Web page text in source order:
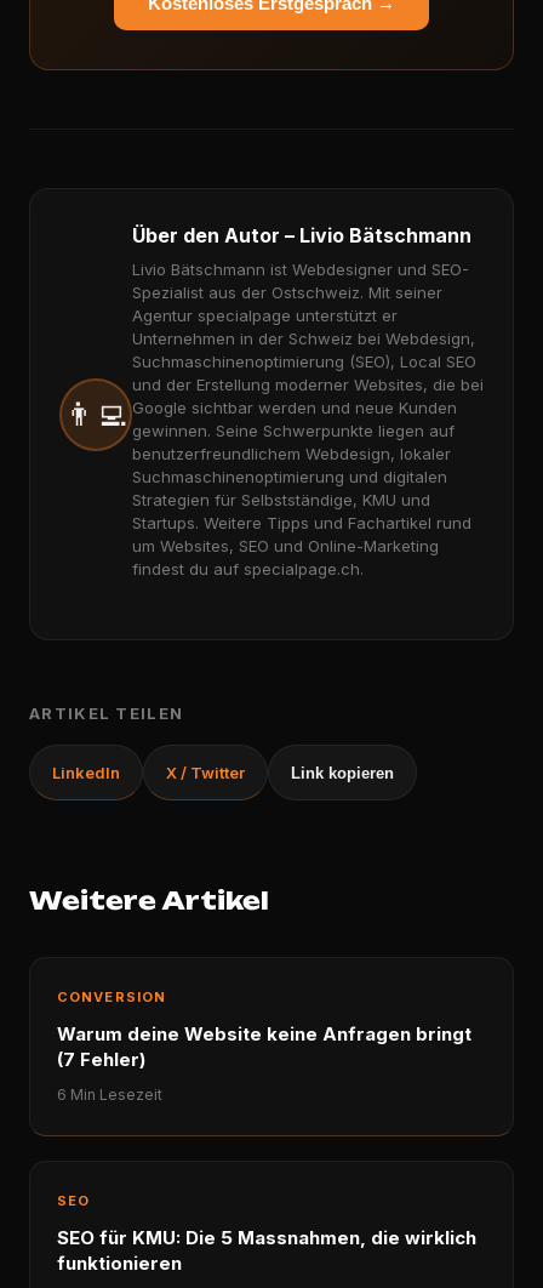
👨‍💻
Über den Autor – Livio Bätschmann
Livio Bätschmann ist Webdesigner und SEO-
Spezialist aus der Ostschweiz. Mit seiner
Agentur specialpage unterstützt er
Unternehmen in der Schweiz bei Webdesign,
Suchmaschinenoptimierung (SEO), Local SEO
und der Erstellung moderner Websites, die bei
Google sichtbar werden und neue Kunden
gewinnen. Seine Schwerpunkte liegen auf
benutzerfreundlichem Webdesign, lokaler
Suchmaschinenoptimierung und digitalen
Strategien für Selbstständige, KMU und
Startups. Weitere Tipps und Fachartikel rund
um Websites, SEO und Online-Marketing
findest du auf specialpage.ch.
ARTIKEL TEILEN
LinkedIn X / Twitter Link kopieren
Weitere Artikel
CONVERSION
Warum deine Website keine Anfragen bringt
(7 Fehler)
6 Min Lesezeit
SEO
SEO für KMU: Die 5 Massnahmen, die wirklich
funktionieren